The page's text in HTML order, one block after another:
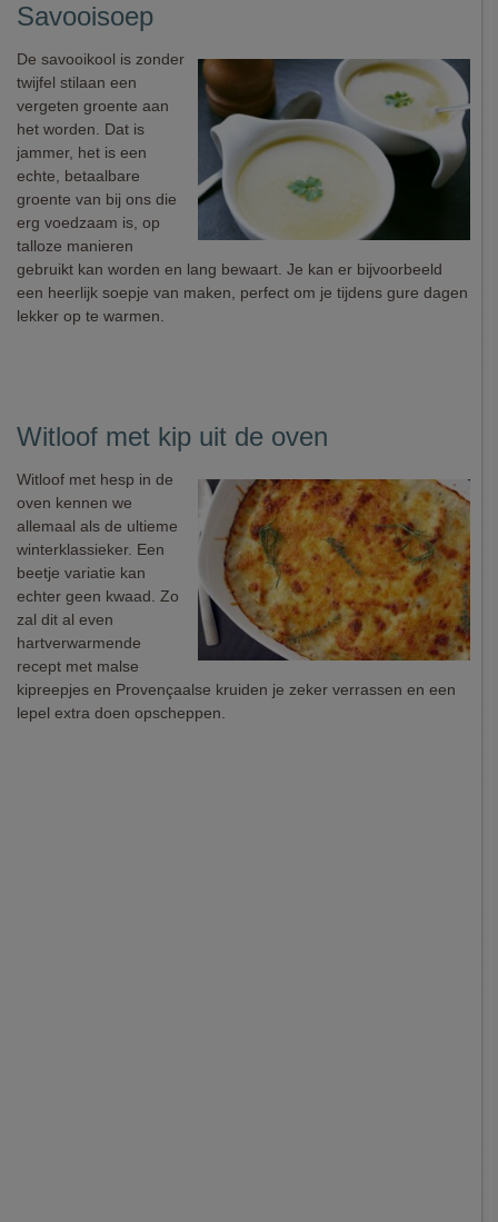
Savooisoep
De savooikool is zonder
twijfel stilaan een
vergeten groente aan
het worden. Dat is
jammer, het is een
echte, betaalbare
groente van bij ons die
erg voedzaam is, op
talloze manieren
gebruikt kan worden en lang bewaart. Je kan er bijvoorbeeld
een heerlijk soepje van maken, perfect om je tijdens gure dagen
lekker op te warmen.
Witloof met kip uit de oven
Witloof met hesp in de
oven kennen we
allemaal als de ultieme
winterklassieker. Een
beetje variatie kan
echter geen kwaad. Zo
zal dit al even
hartverwarmende
recept met malse
kipreepjes en Provençaalse kruiden je zeker verrassen en een
lepel extra doen opscheppen.